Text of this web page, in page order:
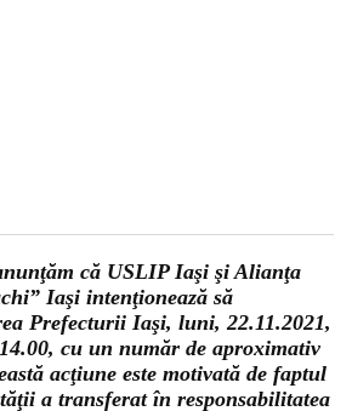
că USLIP Iaşi şi Alianţa
Iaşi intenţionează să
Prefecturii Iaşi, luni, 22.11.2021,
cu un număr de aproximativ
acţiune este motivată de faptul
a transferat în responsabilitatea